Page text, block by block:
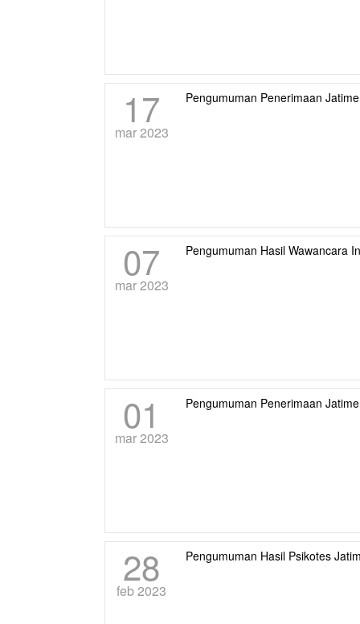
17
mar 2023
Pengumuman Penerimaan
07
mar 2023
Pengumuman Hasil Wawancara
01
mar 2023
Pengumuman Penerimaan
28
feb 2023
Pengumuman Hasil Psikotes